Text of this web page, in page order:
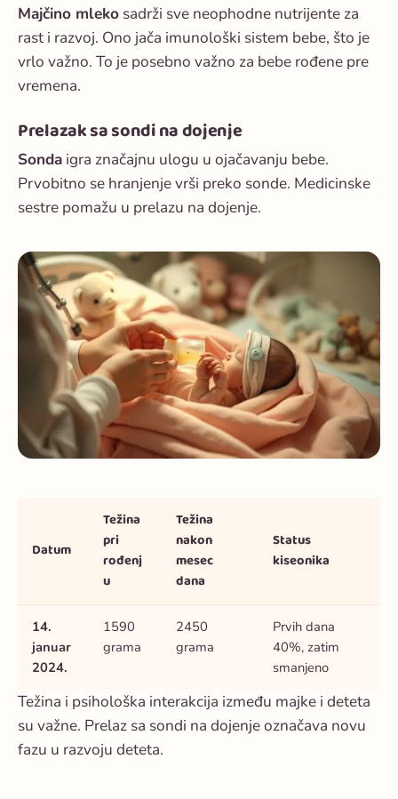
Majčino mleko sadrži sve neophodne nutrijente za
rast i razvoj. Ono jača imunološki sistem bebe, što je
vrlo važno. To je posebno važno za bebe rođene pre
vremena.
Prelazak sa sondi na dojenje
Sonda igra značajnu ulogu u ojačavanju bebe.
Prvobitno se hranjenje vrši preko sonde. Medicinske
sestre pomažu u prelazu na dojenje.
Datum
Težina
pri
rođenj
u
Težina
nakon
mesec
dana
Status
kiseonika
14.
januar
2024.
1590
grama
2450
grama
Prvih dana
40%, zatim
smanjeno
Težina i psihološka interakcija između majke i deteta
su važne. Prelaz sa sondi na dojenje označava novu
fazu u razvoju deteta.